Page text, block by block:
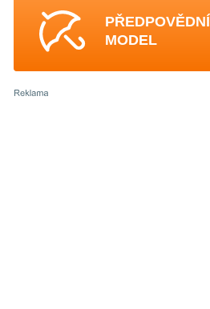
PŘEDPOVĚDNÍ
MODEL